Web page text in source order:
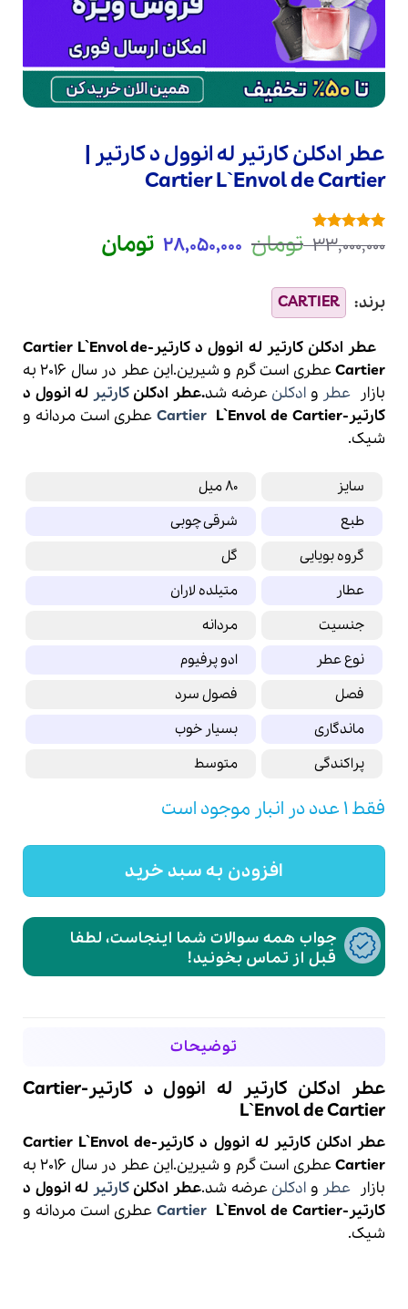
عطر ادکلن کارتیر له انوول د کارتیر |
Cartier L`Envol de Cartier
امتیازدهی5
1
مشتری
33,000,000 تومان قیمت
اصلی
28,050,000 تومانقیمت
فعلی
عطر ادکلن کارتیر له انوول د کارتیر-Cartier L`Envol de
Cartier
عطری است گرم و شیرین.این عطر در سال 2016 به
بازار عطر و ادکلن عرضه شد.عطر ادکلنکارتیر له انوول د
کارتیر-
Cartier L`Envol de Cartier
عطری است مردانه و
شیک.
سایز
80 میل
طبع
شرقی چوبی
گروه بویایی
گل
عطار
متیلده لاران
جنسیت
مردانه
نوع عطر
ادو پرفیوم
فصل
فصول سرد
ماندگاری
بسیار خوب
پراکندگی
متوسط
فقط 1 عدد در انبار موجود است
افزودن به سبد خرید
جواب همه سوالات شما اینجاست، لطفا
قبل از تماس بخونید!
توضیحات
عطر ادکلن کارتیر له انوول د کارتیر-Cartier
L`Envol de Cartier
عطر ادکلن کارتیر له انوول د کارتیر-Cartier L`Envol de
Cartier
عطری است گرم و شیرین.این عطر در سال 2016 به
بازار عطر و ادکلن عرضه شد.عطر ادکلنکارتیر له انوول د
کارتیر-
Cartier L`Envol de Cartier
عطری است مردانه و
شیک.